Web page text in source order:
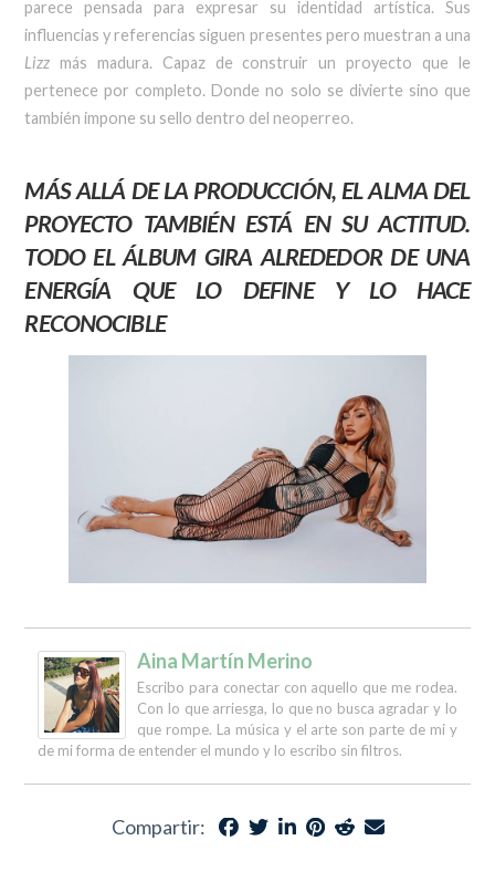
parece pensada para expresar su identidad artística. Sus
influencias y referencias siguen presentes pero muestran a una
Lizz más madura. Capaz de construir un proyecto que le
pertenece por completo. Donde no solo se divierte sino que
también impone su sello dentro del neoperreo.
MÁS ALLÁ DE LA PRODUCCIÓN, EL ALMA DEL
PROYECTO TAMBIÉN ESTÁ EN SU ACTITUD.
TODO EL ÁLBUM GIRA ALREDEDOR DE UNA
ENERGÍA QUE LO DEFINE Y LO HACE
RECONOCIBLE
Aina Martín Merino
Escribo para conectar con aquello que me rodea.
Con lo que arriesga, lo que no busca agradar y lo
que rompe. La música y el arte son parte de mi y
de mi forma de entender el mundo y lo escribo sin filtros.
Compartir: